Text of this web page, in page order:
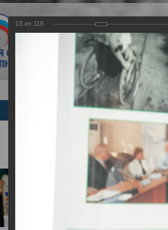
Версия для
Новости
13 из 118